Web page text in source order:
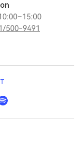
500-9491